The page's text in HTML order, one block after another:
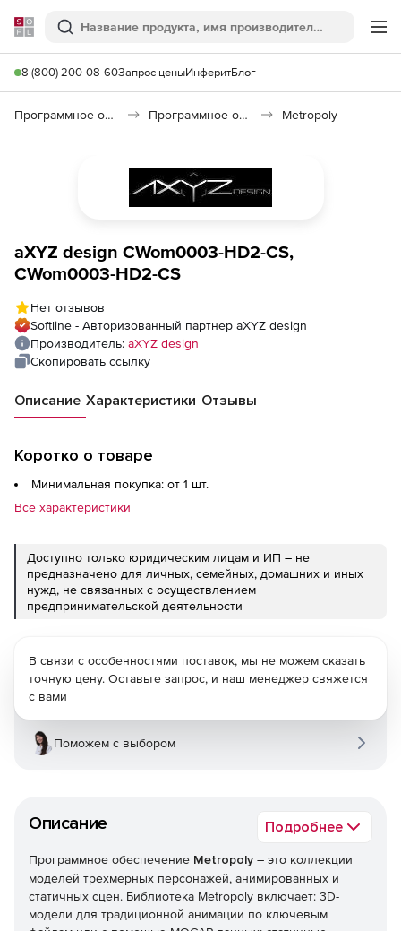
Softline
Поиск
8 (800) 200-08-60Запрос ценыИнферитБлог
Программное обеспечение для графики и дизайна Программное обеспечение для 3D графики Metropoly
aXYZ design CWom0003-HD2-CS,
CWom0003-HD2-CS
Нет отзывов
Softline - Авторизованный партнер aXYZ design
Производитель: aXYZ design
Скопировать ссылку
Описание Характеристики Отзывы
Коротко о товаре
Минимальная покупка: от 1 шт.
Все характеристики
Доступно только юридическим лицам и ИП – не
предназначено для личных, семейных, домашних и иных
нужд, не связанных с осуществлением
предпринимательской деятельности
Описание Подробнее
Программное обеспечение Metropoly – это коллекции
моделей трехмерных персонажей, анимированных и
статичных сцен. Библиотека Metropoly включает: 3D-
модели для традиционной анимации по ключевым
В связи с особенностями поставок, мы не можем сказать
точную цену. Оставьте запрос, и наш менеджер свяжется
с вами
Поможем с выбором